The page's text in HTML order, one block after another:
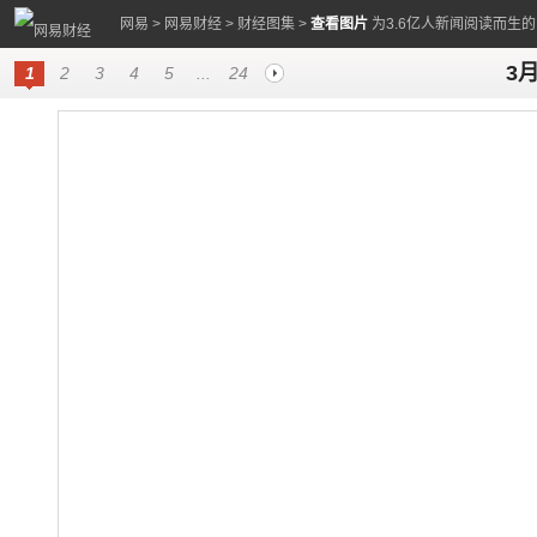
网易 > 网易财经 > 财经图集 > 查看图片 为3.6亿人新闻阅读而生
1 2 3 4 5 24 3